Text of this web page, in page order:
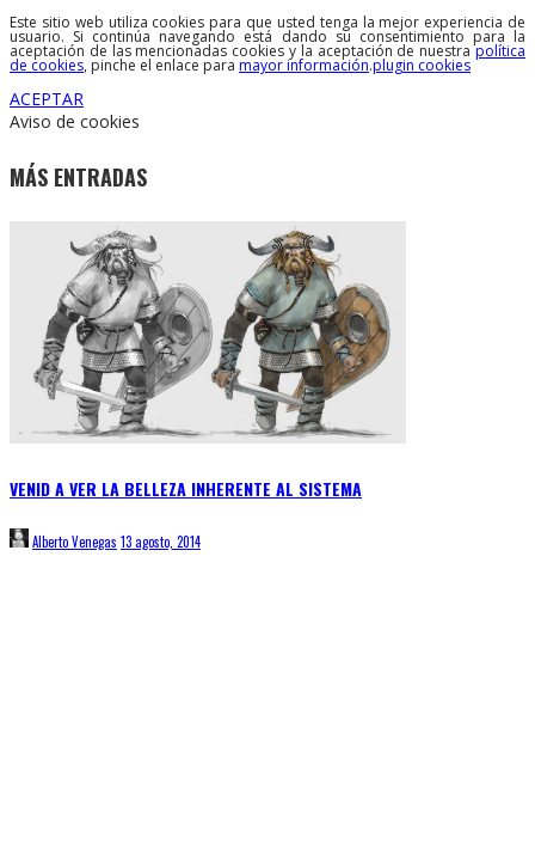
Este sitio web utiliza cookies para que usted tenga la mejor experiencia de
usuario. Si continúa navegando está dando su consentimiento para la
aceptación de las mencionadas cookies y la aceptación de nuestrapolítica
de cookies, pinche el enlace para mayor información.plugin cookies
ACEPTAR
Aviso de cookies
MÁS ENTRADAS
VENID A VER LA BELLEZA INHERENTE AL SISTEMA
Alberto Venegas 13 agosto, 2014